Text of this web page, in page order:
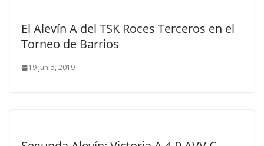
El Alevín A del TSK Roces Terceros en el
Torneo de Barrios
19 junio, 2019